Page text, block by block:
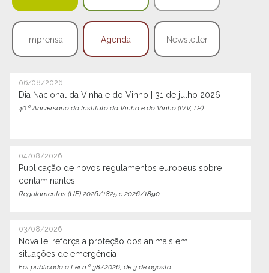
Imprensa Agenda Newsletter
06/08/2026
Dia Nacional da Vinha e do Vinho | 31 de julho 2026
40.º Aniversário do Instituto da Vinha e do Vinho (IVV, I.P.)
04/08/2026
Publicação de novos regulamentos europeus sobre
contaminantes
Regulamentos (UE) 2026/1825 e 2026/1890
03/08/2026
Nova lei reforça a proteção dos animais em
situações de emergência
Foi publicada a Lei n.º 38/2026, de 3 de agosto